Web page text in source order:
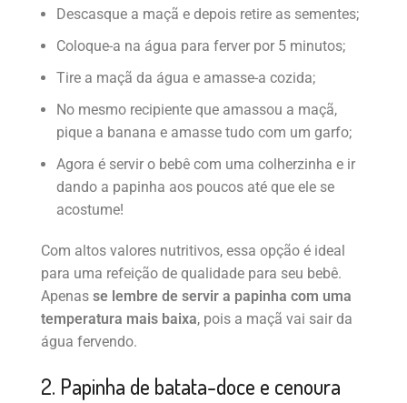
Descasque a maçã e depois retire as sementes;
Coloque-a na água para ferver por 5 minutos;
Tire a maçã da água e amasse-a cozida;
No mesmo recipiente que amassou a maçã,
pique a banana e amasse tudo com um garfo;
Agora é servir o bebê com uma colherzinha e ir
dando a papinha aos poucos até que ele se
acostume!
Com altos valores nutritivos, essa opção é ideal
para uma refeição de qualidade para seu bebê.
Apenas se lembre de servir a papinha com uma
temperatura mais baixa, pois a maçã vai sair da
água fervendo.
2. Papinha de batata-doce e cenoura